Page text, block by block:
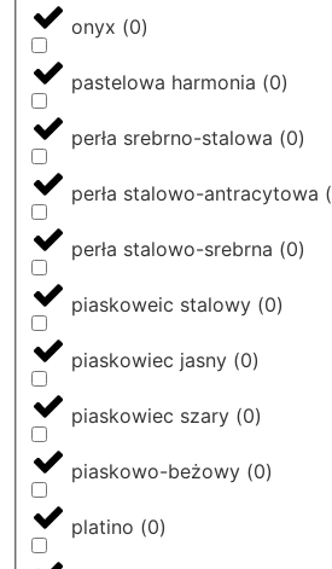
onyx (0)
pastelowa harmonia (0)
perła srebrno-stalowa (0)
perła stalowo-antracytowa (
perła stalowo-srebrna (0)
piaskoweic stalowy (0)
piaskowiec jasny (0)
piaskowiec szary (0)
piaskowo-beżowy (0)
platino (0)